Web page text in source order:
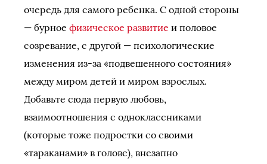
очередь для самого ребенка. С одной стороны
— бурное физическое развитие и половое
созревание, с другой — психологические
изменения из-за «подвешенного состояния»
между миром детей и миром взрослых.
Добавьте сюда первую любовь,
взаимоотношения с одноклассниками
(которые тоже подростки со своими
«тараканами» в голове), внезапно